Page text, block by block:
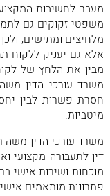
מעבר לחשיבות
משפטי זקוקים גם
מלחיצים ומתישים,
אלא גם יעניק ללקוח
מבין את הלחץ של
משרד עורכי הדין
חסרת פשרות לבין
מיטביות.
משרד עורכי הדין משה
דין לתעבורה מקצועי
מוכחות ושירות אישי
פתרונות מותאמים